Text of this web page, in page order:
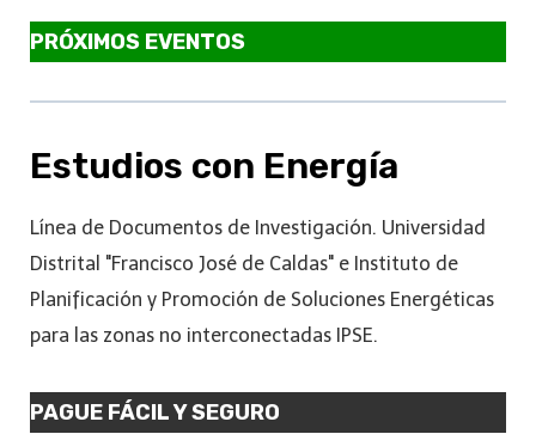
PRÓXIMOS EVENTOS
Estudios con Energía
Línea de Documentos de Investigación. Universidad
Distrital "Francisco José de Caldas" e Instituto de
Planificación y Promoción de Soluciones Energéticas
para las zonas no interconectadas IPSE.
PAGUE FÁCIL Y SEGURO